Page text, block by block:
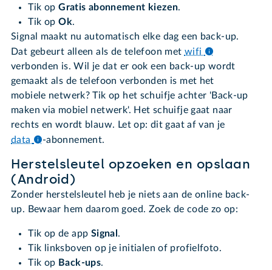
Tik opGratis abonnement kiezen.
Tik opOk.
Signal maakt nu automatisch elke dag een back-up.
Dat gebeurt alleen als de telefoon met wifi
verbonden is. Wil je dat er ook een back-up wordt
gemaakt als de telefoon verbonden is met het
mobiele netwerk? Tik op het schuifje achter 'Back-up
maken via mobiel netwerk'. Het schuifje gaat naar
rechts en wordt blauw. Let op: dit gaat af van je
data
-abonnement.
Herstelsleutel opzoeken en opslaan
(Android)
Zonder herstelsleutel heb je niets aan de online back-
up. Bewaar hem daarom goed. Zoek de code zo op:
Tik op de app Signal .
Tik linksboven op je initialen of profielfoto.
Tik op Back-ups.